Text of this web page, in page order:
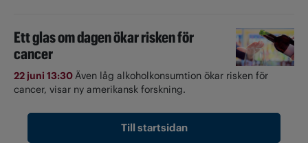
Ett glas om dagen ökar risken för
cancer
22 juni 13:30Även låg alkoholkonsumtion ökar risken för
cancer, visar ny amerikansk forskning.
Till startsidan